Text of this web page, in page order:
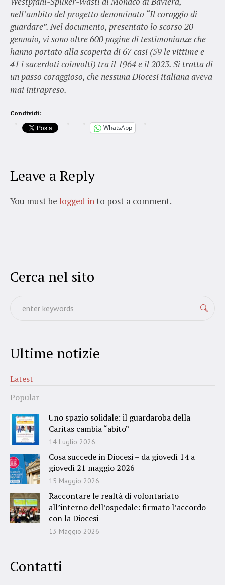
nell’ambito del progetto denominato “Il coraggio di
guardare”. Nel documento, presentato lo scorso 20
gennaio, vi sono oltre 600 pagine di testimonianze che
hanno portato alla scoperta di 67 casi (59 le vittime e
41 i sacerdoti coinvolti) tra il 1964 e il 2023. Si tratta di
un passo coraggioso, che nessuna Diocesi italiana aveva
mai intrapreso.
Condividi:
WhatsApp
Leave a Reply
You must be logged into post a comment.
Cerca nel sito
Ultime notizie
Latest
Popular
Uno spazio solidale: il guardaroba della
Caritas cambia “abito”
14 Luglio 2026
Cosa succede in Diocesi – da giovedì 14 a
giovedì 21 maggio 2026
15 Maggio 2026
Raccontare le realtà di volontariato
all’interno dell’ospedale: firmato l’accordo
con la Diocesi
13 Maggio 2026
Contatti